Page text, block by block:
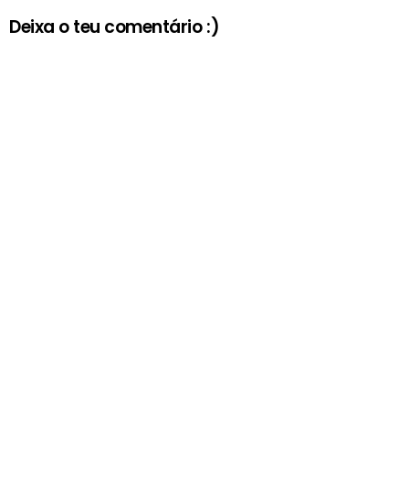
Deixa o teu comentário :)